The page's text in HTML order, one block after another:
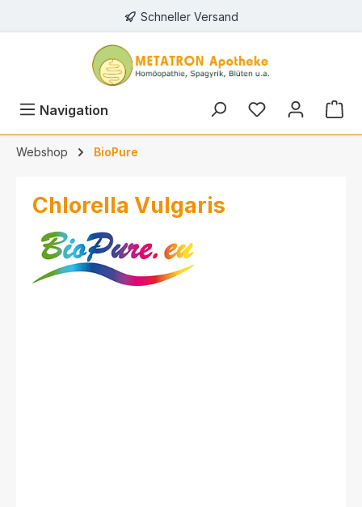
Schneller Versand
Navigation
Webshop BioPure
Chlorella Vulgaris